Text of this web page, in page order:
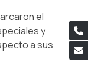
el
y
a sus